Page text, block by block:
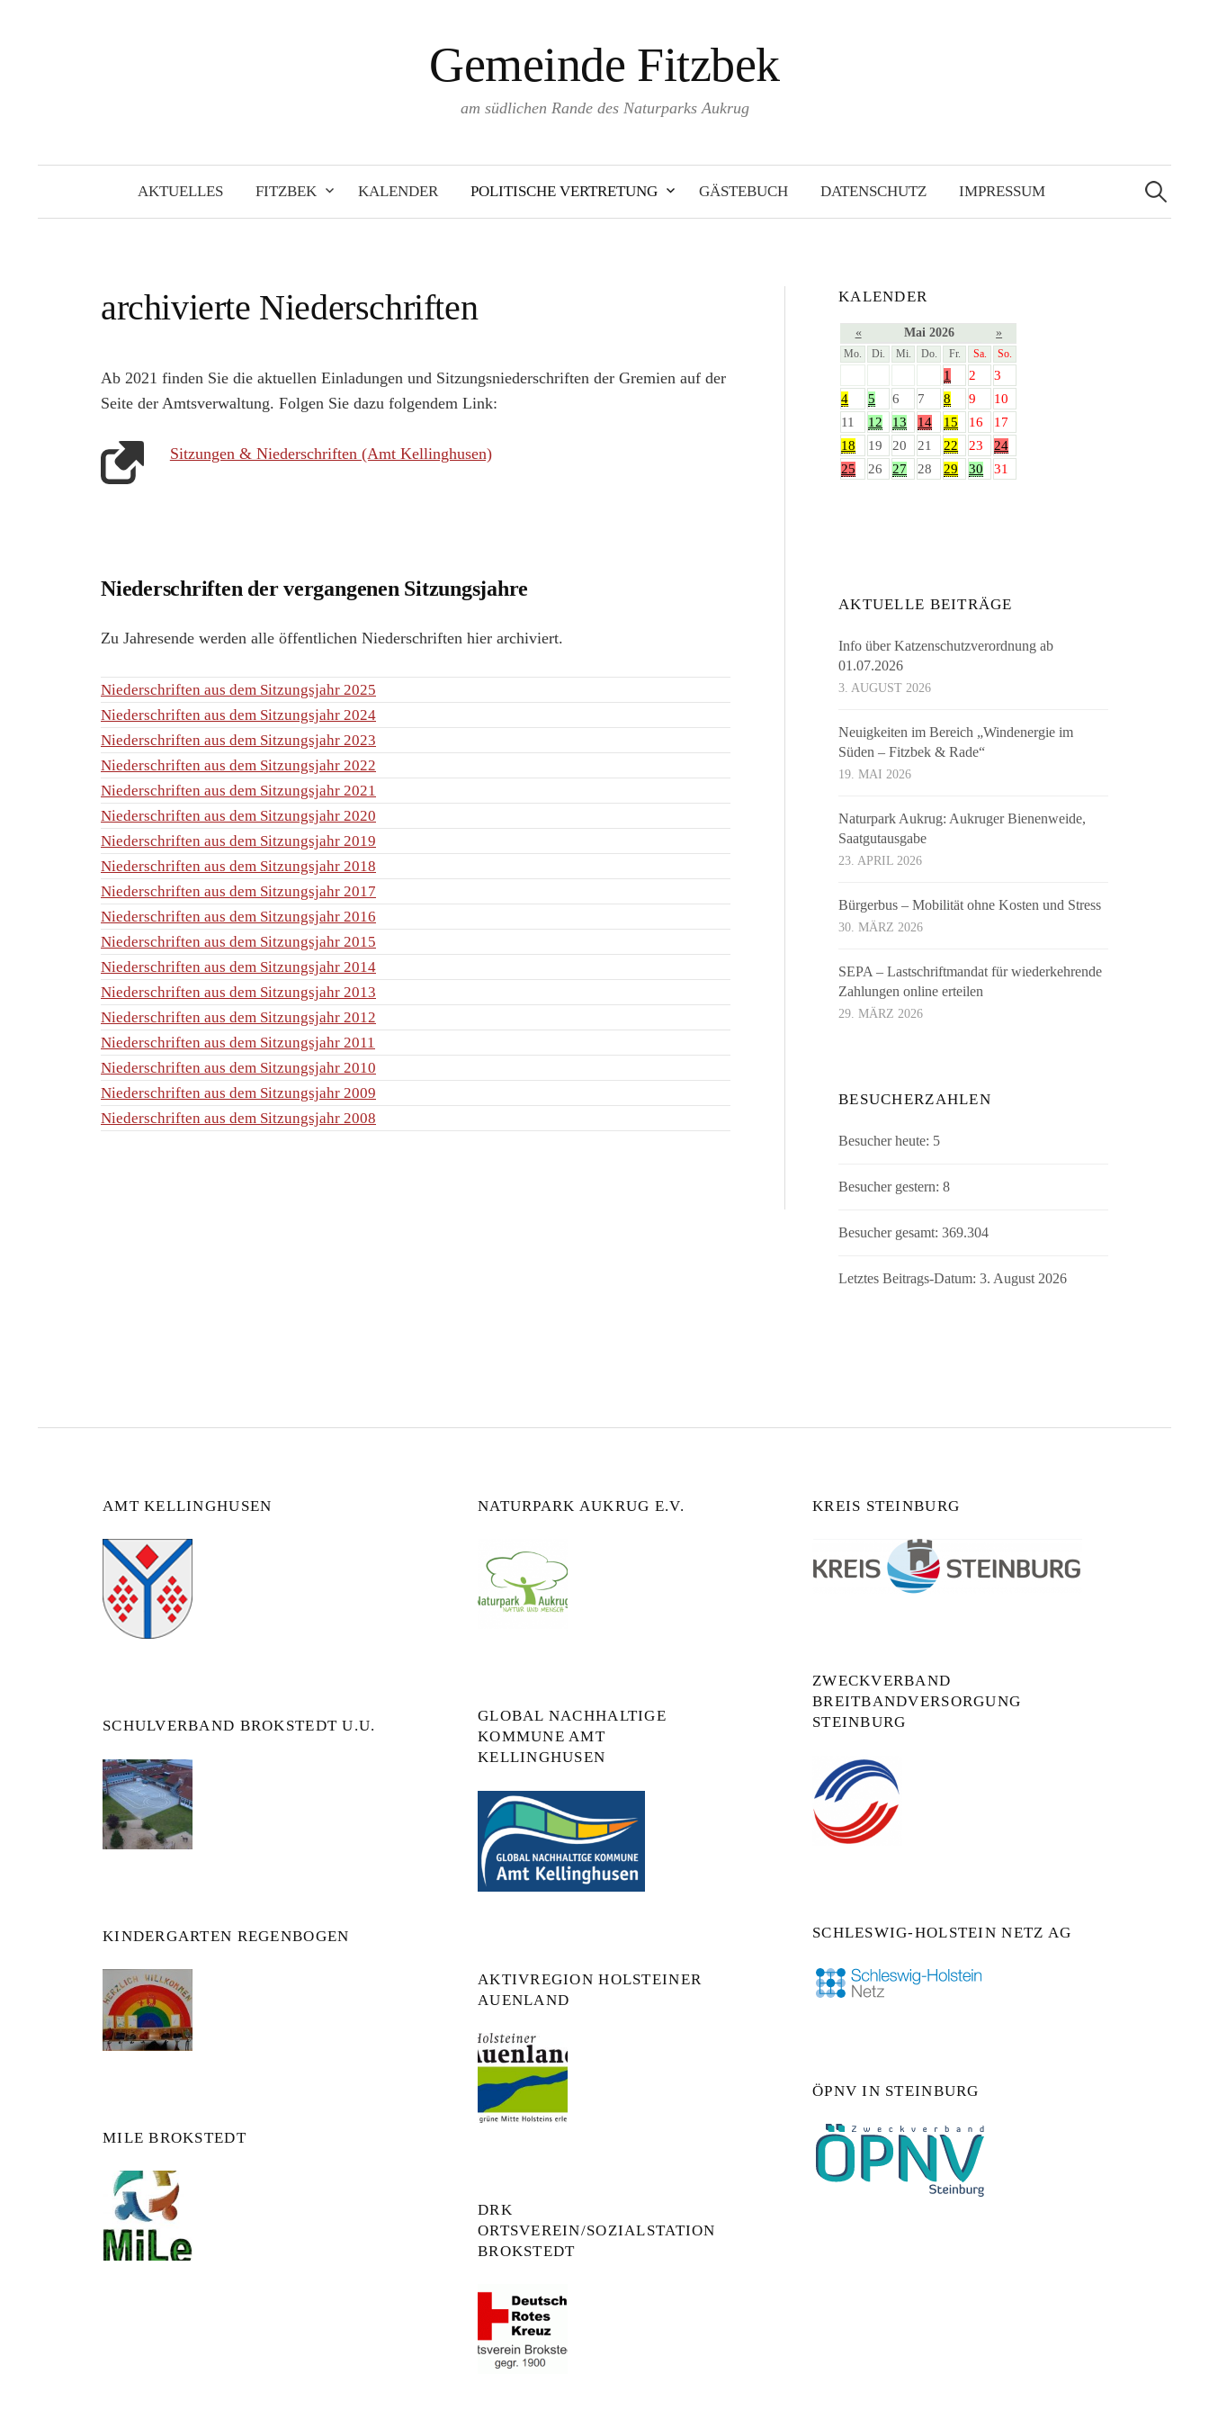
Gemeinde Fitzbek
am südlichen Rande des Naturparks Aukrug
AKTUELLES FITZBEK KALENDER POLITISCHE VERTRETUNG GÄSTEBUCH DATENSCHUTZ IMPRESSUM
Suchen
nach:
archivierte Niederschriften
Ab 2021 finden Sie die aktuellen Einladungen und Sitzungsniederschriften der Gremien auf der
Seite der Amtsverwaltung. Folgen Sie dazu folgendem Link:
Sitzungen & Niederschriften (Amt Kellinghusen)
Niederschriften der vergangenen Sitzungsjahre
Zu Jahresende werden alle öffentlichen Niederschriften hier archiviert.
Niederschriften aus dem Sitzungsjahr 2025
Niederschriften aus dem Sitzungsjahr 2024
Niederschriften aus dem Sitzungsjahr 2023
Niederschriften aus dem Sitzungsjahr 2022
Niederschriften aus dem Sitzungsjahr 2021
Niederschriften aus dem Sitzungsjahr 2020
Niederschriften aus dem Sitzungsjahr 2019
Niederschriften aus dem Sitzungsjahr 2018
Niederschriften aus dem Sitzungsjahr 2017
Niederschriften aus dem Sitzungsjahr 2016
Niederschriften aus dem Sitzungsjahr 2015
Niederschriften aus dem Sitzungsjahr 2014
Niederschriften aus dem Sitzungsjahr 2013
Niederschriften aus dem Sitzungsjahr 2012
Niederschriften aus dem Sitzungsjahr 2011
Niederschriften aus dem Sitzungsjahr 2010
Niederschriften aus dem Sitzungsjahr 2009
Niederschriften aus dem Sitzungsjahr 2008
KALENDER
« Mai 2026 »
Mo. Di. Mi. Do. Fr. Sa. So.
1 2
3
4
5 6 7 8 9
10
11
12 13 14 15 16
17
18
19 20 21 22 23
24
25
26 27 28 29 30 31
AKTUELLE BEITRÄGE
Info über Katzenschutzverordnung ab
01.07.2026
3. AUGUST 2026
Neuigkeiten im Bereich „Windenergie im
Süden – Fitzbek & Rade“
19. MAI 2026
Naturpark Aukrug: Aukruger Bienenweide,
Saatgutausgabe
23. APRIL 2026
Bürgerbus – Mobilität ohne Kosten und Stress
30. MÄRZ 2026
SEPA – Lastschriftmandat für wiederkehrende
Zahlungen online erteilen
29. MÄRZ 2026
BESUCHERZAHLEN
Besucher heute: 5
Besucher gestern:8
Besucher gesamt:369.304
Letztes Beitrags-Datum:3. August 2026
AMT KELLINGHUSEN
SCHULVERBAND BROKSTEDT U.U.
KINDERGARTEN REGENBOGEN
MILE BROKSTEDT
NATURPARK AUKRUG E.V.
GLOBAL NACHHALTIGE
KOMMUNE AMT
KELLINGHUSEN
AKTIVREGION HOLSTEINER
AUENLAND
DRK
ORTSVEREIN/SOZIALSTATION
BROKSTEDT
KREIS STEINBURG
ZWECKVERBAND
BREITBANDVERSORGUNG
STEINBURG
SCHLESWIG-HOLSTEIN NETZ AG
ÖPNV IN STEINBURG